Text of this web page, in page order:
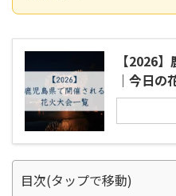
【2026
｜今日の
目次(タップで移動)